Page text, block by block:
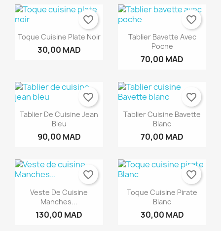
Toque Cuisine Plate Noir
30,00 MAD
favorite_border
Tablier Bavette Avec
Poche
70,00 MAD
favorite_border
Tablier De Cuisine Jean
Bleu
90,00 MAD
favorite_border
Tablier Cuisine Bavette
Blanc
70,00 MAD
favorite_border
Veste De Cuisine
Manches...
130,00 MAD
favorite_border
Toque Cuisine Pirate
Blanc
30,00 MAD
favorite_border